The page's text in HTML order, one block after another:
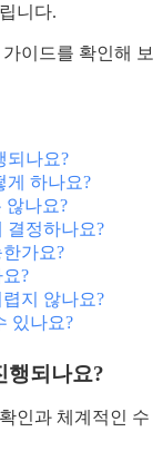
니다.
이드를 확인해 보
되나요?
게 하나요?
않나요?
결정하나요?
가요?
?
지 않나요?
있나요?
행되나요?
인과 체계적인 수